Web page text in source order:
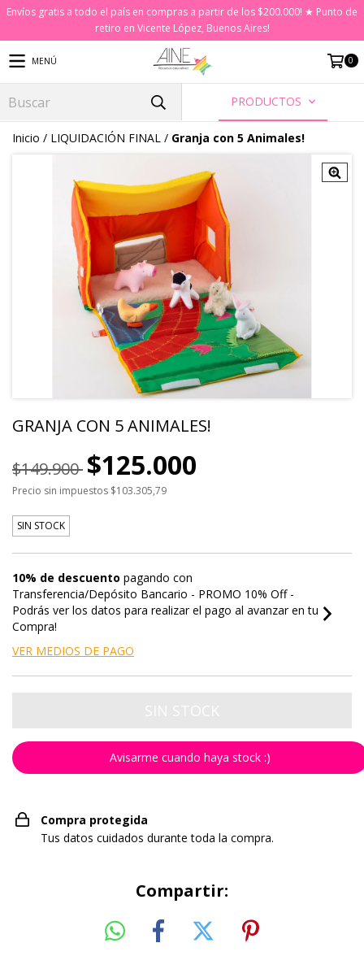
Envíos gratis a todo el país en compras a partir de los $200.000! ★ Punto de
retiro en Vicente López, Buenos Aires!
MENÚ 0
PRODUCTOS
Inicio / LIQUIDACIÓN FINAL / Granja con 5 Animales!
GRANJA CON 5 ANIMALES!
$149.900 $125.000
Precio sin impuestos $103.305,79
SIN STOCK
10% de descuento pagando con
Transferencia/Depósito Bancario - PROMO 10% Off -
Podrás ver los datos para realizar el pago al avanzar en tu
Compra!
VER MEDIOS DE PAGO
Avisarme cuando haya stock :)
Compra protegida
Tus datos cuidados durante toda la compra.
Compartir: